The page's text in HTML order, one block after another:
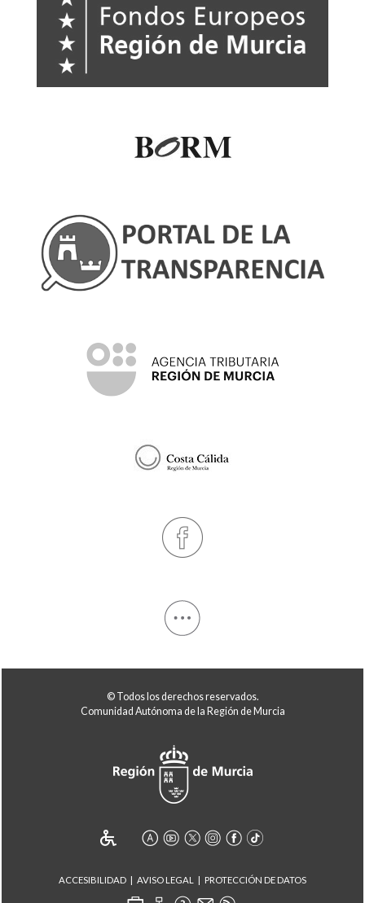
© Todos los derechos reservados.
Comunidad Autónoma de la Región de Murcia
ACCESIBILIDAD AVISO LEGAL PROTECCIÓN DE DATOS